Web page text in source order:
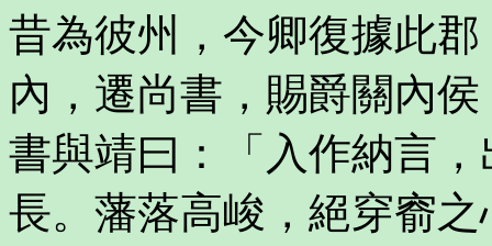
昔為彼州，今卿復據此
內，遷尚書，賜爵關內
書與靖曰：「入作納言
長。藩落高峻，絕穿窬